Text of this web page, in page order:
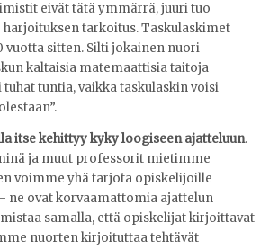
eivät tätä ymmärrä, juuri tuo
harjoituksen tarkoitus. Taskulaskimet
vuotta sitten. Silti jokainen nuori
kaltaisia matemaattisia taitoja
tuhat tuntia, vaikka taskulaskin voisi
itse kehittyy kyky loogiseen ajatteluun.
ja muut professorit mietimme
voimme yhä tarjota opiskelijoille
ne ovat korvaamattomia ajattelun
samalla, että opiskelijat kirjoittavat
nuorten kirjoituttaa tehtävät